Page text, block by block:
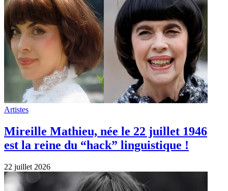
Artistes
Mireille Mathieu, née le 22 juillet 1946
est la reine du “hack” linguistique !
22 juillet 2026